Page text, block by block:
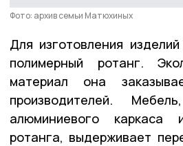
Фото: архив семьи Матюхиных
Для изготовления
полимерный ротанг.
материал она
производителей.
алюминиевого каркаса
ротанга, выдерживает